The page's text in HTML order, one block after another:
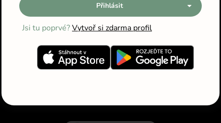
Přihlásit
Jsi tu poprvé?Vytvoř si zdarma profil